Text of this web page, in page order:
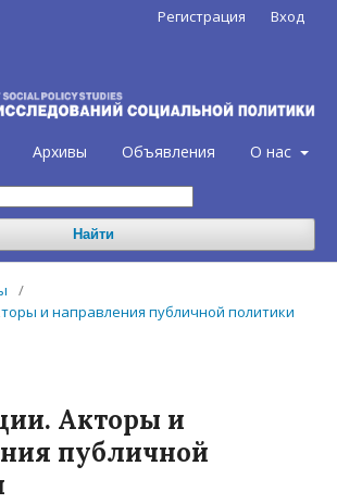
Архивы Объявления О нас
Найти
Регистрация Вход
/
и направления публичной политики
Акторы и
публичной